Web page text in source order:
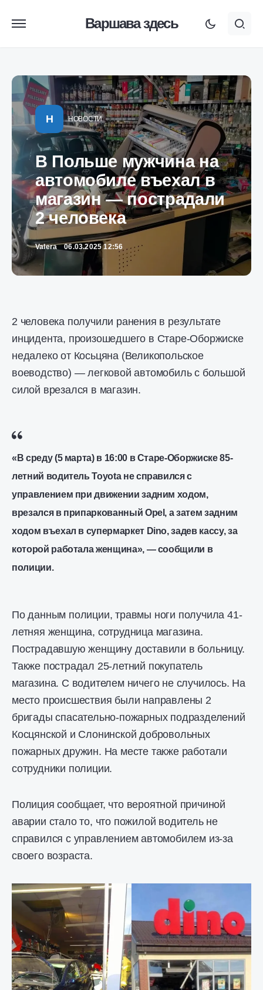
Варшава здесь
Н НОВОСТИ
В Польше мужчина на
автомобиле въехал в
магазин — пострадали
2 человека
Valera 06.03.2025 12:56
2 человека получили ранения в результате
инцидента, произошедшего в Старе-Оборжиске
недалеко от Косьцяна (Великопольское
воеводство) — легковой автомобиль с большой
силой врезался в магазин.
«В среду (5 марта) в 16:00 в Старе-Оборжиске 85-
летний водитель Toyota не справился с
управлением при движении задним ходом,
врезался в припаркованный Opel, а затем задним
ходом въехал в супермаркет Dino, задев кассу, за
которой работала женщина», — сообщили в
полиции.
По данным полиции, травмы ноги получила 41-
летняя женщина, сотрудница магазина.
Пострадавшую женщину доставили в больницу.
Также пострадал 25-летний покупатель
магазина. С водителем ничего не случилось. На
место происшествия были направлены 2
бригады спасательно-пожарных подразделений
Косцянской и Слонинской добровольных
пожарных дружин. На месте также работали
сотрудники полиции.
Полиция сообщает, что вероятной причиной
аварии стало то, что пожилой водитель не
справился с управлением автомобилем из-за
своего возраста.